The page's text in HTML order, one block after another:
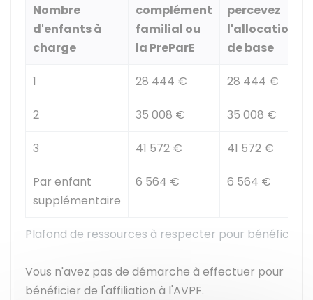
Plafond de ressources à respecter pour bénéficier
Nombre
d'enfants à
charge
complément
familial ou
la PreParE
percevez
l'allocation
de base
1 28 444 € 28 444 €
2 35 008 € 35 008 €
3 41 572 € 41 572 €
Par enfant
supplémentaire
6 564 € 6 564 €
Vous n'avez pas de démarche à effectuer pour
bénéficier de l'affiliation à l'AVPF.